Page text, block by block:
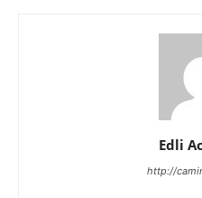
Edli
http://